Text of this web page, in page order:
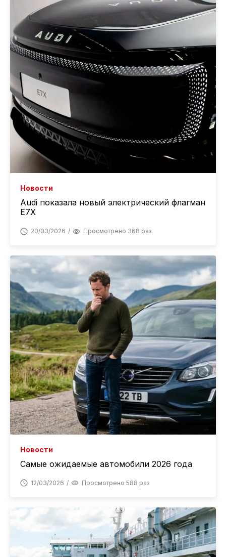
Новости
Audi показала новый электрический флагман
E7X
20/03/2026 Просмотрено 368 раз
Новости
Самые ожидаемые автомобили 2026 года
12/03/2026 Просмотрено 588 раз